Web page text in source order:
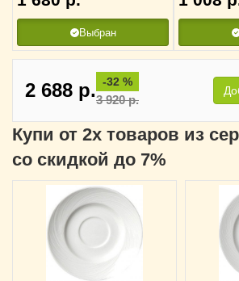
Выбран
2 688 р. -32 %
3 920р.
Купи от 2х товаров из
со скидкой до 7%